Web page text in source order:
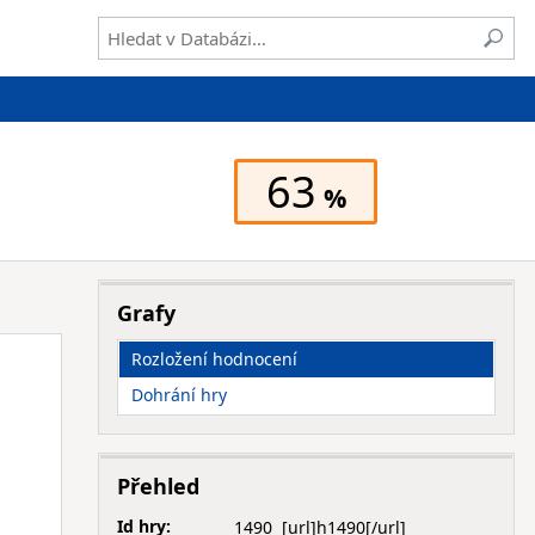
63
Grafy
Rozložení hodnocení
Dohrání hry
Přehled
Id hry: 1490